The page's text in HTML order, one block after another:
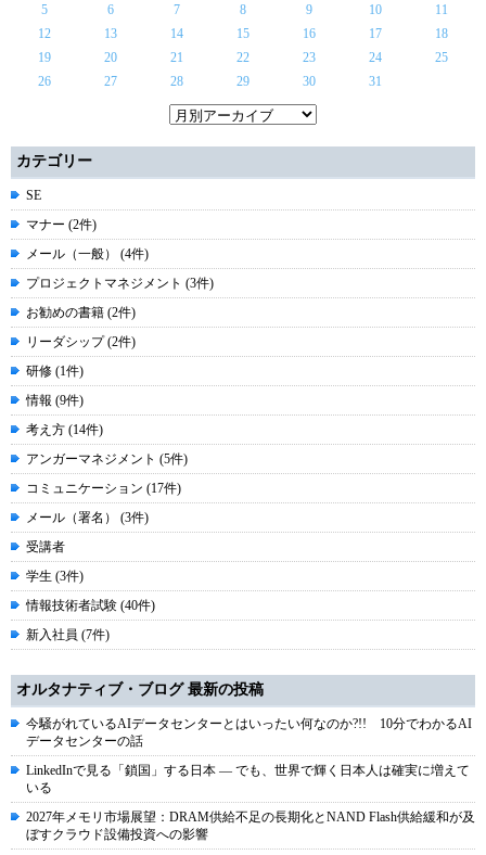
5
6 7 8 9 10
11
12
13 14 15 16 17
18
19
20 21 22 23 24
25
26
27 28 29 30 31
カテゴリー
SE
マナー (2件)
メール（一般） (4件)
プロジェクトマネジメント (3件)
お勧めの書籍 (2件)
リーダシップ (2件)
研修 (1件)
情報 (9件)
考え方 (14件)
アンガーマネジメント (5件)
コミュニケーション (17件)
メール（署名） (3件)
受講者
学生 (3件)
情報技術者試験 (40件)
新入社員 (7件)
オルタナティブ・ブログ 最新の投稿
今騒がれているAIデータセンターとはいったい何なのか?!! 10分でわかるAI
データセンターの話
LinkedInで見る「鎖国」する日本 ― でも、世界で輝く日本人は確実に増えて
いる
2027年メモリ市場展望：DRAM供給不足の長期化とNAND Flash供給緩和が及
ぼすクラウド設備投資への影響